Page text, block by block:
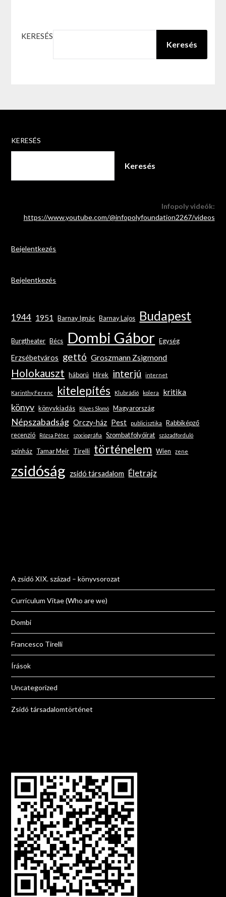
KERESÉS
Keresés
KERESÉS
Keresés
Infopoly videók:
https://www.youtube.com/@infopolyfoundation2267/videos
Bejelentkezés
Bejelentkezés
1944 1951 Barnay Ignác Barnay Lajos Budapest
Burgtheater Bécs Dombi Gábor Egység
Erzsébetváros gettó Groszmann Zsigmond
Holokauszt háború Hírek interjú internet
Karinthy Ferenc kitelepítés Klubrádió kolera kritika
könyv könyvkiadás Köves Slomó Magyarország
Népszabadság Orczy-ház Pest publicisztika
Rabbiképző
recenzió
Rózsa Péter szociográfia Szombat folyóirat századforduló
színház Tamar Meir Tirelli történelem Wien zene
zsidóság zsidó társadalom Életrajz
A zsidó XIX. század – könyvsorozat
Curriculum Vitae (Who are we)
Dombi
Francesco Tirelli
Írások
Uncategorized
Zsidó társadalomtörténet